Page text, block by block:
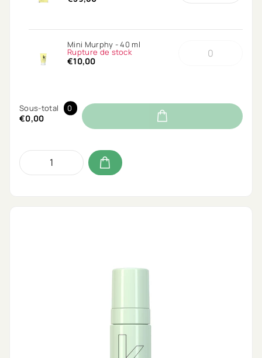
Mini Murphy - 40 ml
Rupture de stock
€10,00
Sous-total 0
€0,00